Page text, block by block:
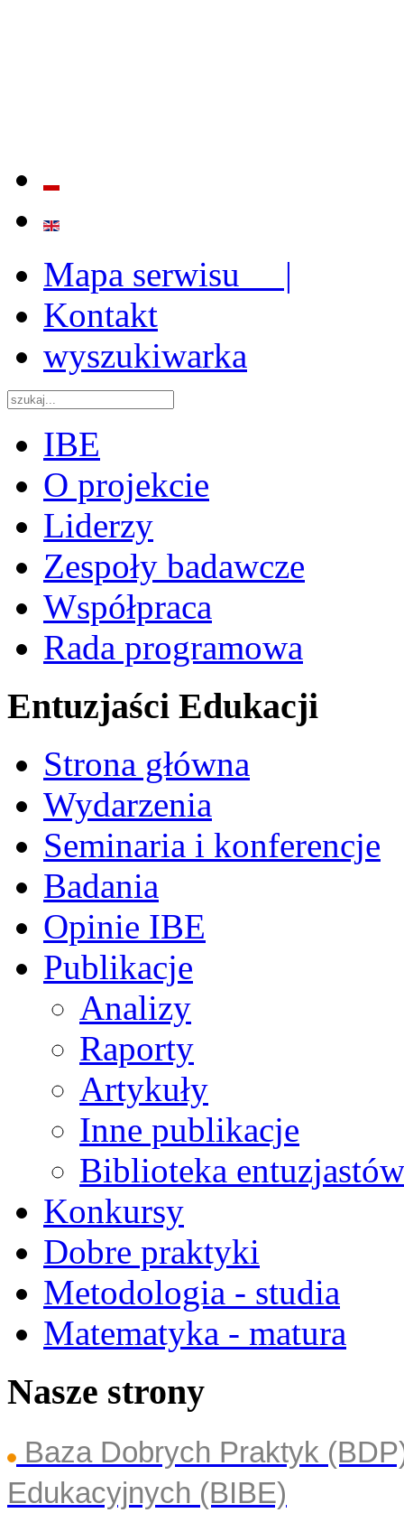
Mapa serwisu |
Kontakt
wyszukiwarka
IBE
O projekcie
Liderzy
Zespoły badawcze
Współpraca
Rada programowa
Entuzjaści Edukacji
Strona główna
Wydarzenia
Seminaria i konferencje
Badania
Opinie IBE
Publikacje
Analizy
Raporty
Artykuły
Inne publikacje
Biblioteka
Konkursy
Dobre praktyki
Metodologia - studia
Matematyka - matura
Nasze strony
Baza Dobrych Praktyk
Edukacyjnych (BIBE)